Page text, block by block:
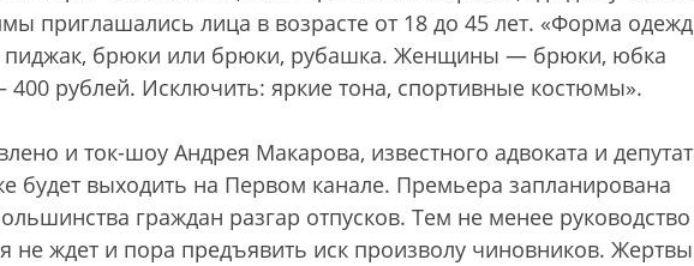
приглашались лица в возрасте от 18 до 45 лет. «Форма
брюки или брюки, рубашка. Женщины — брюки, юбка
400 рублей. Исключить: яркие тона, спортивные костюмы».
и ток-шоу Андрея Макарова, известного адвоката и
будет выходить на Первом канале. Премьера запланирована
граждан разгар отпусков. Тем не менее руководство
не ждет и пора предъявить иск произволу чиновников. Жертвы